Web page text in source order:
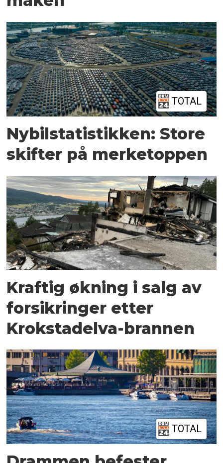
TOTAL
Nybilstatistikken: Store
skifter på merketoppen
Kraftig økning i salg av
forsikringer etter
Krokstadelva-brannen
TOTAL